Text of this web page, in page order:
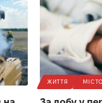
ЖИТТЯ МІСТО